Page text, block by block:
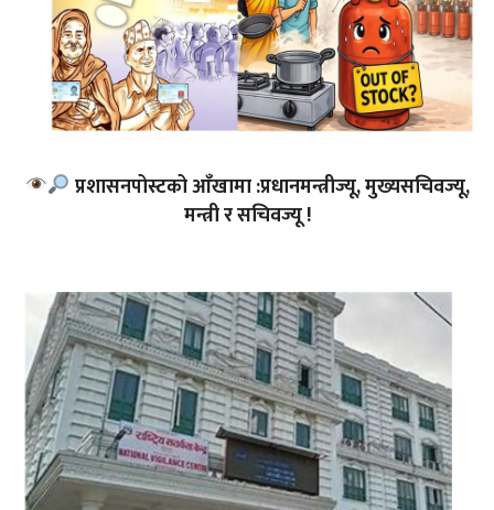
प्रशासनपोस्टको आँखामा :प्रधानमन्त्रीज्यू, मुख्यसचिवज्यू,
मन्त्री र सचिवज्यू !